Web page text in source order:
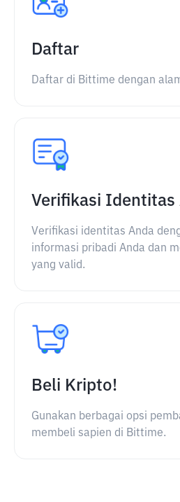
Daftar
Daftar di Bittime dengan
Verifikasi Identitas
Verifikasi identitas Anda
informasi pribadi Anda dan
yang valid.
Beli Kripto!
Gunakan berbagai opsi
membeli sapien di Bittime.